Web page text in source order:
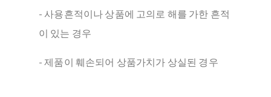
- 사용흔적이나 상품에 고의로 해를 가한 흔적
이 있는 경우
- 제품이 훼손되어 상품가치가 상실된 경우